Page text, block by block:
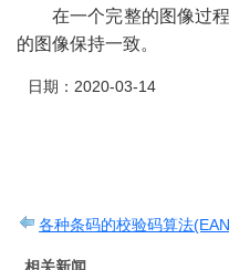
在一个完整的图像过
的图像保持一致。
日期：2020-03-14
各种条码的校验码算法